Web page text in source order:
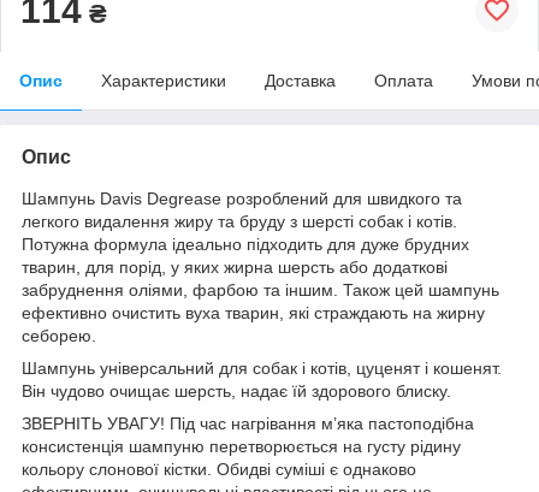
114 ₴
Опис Характеристики Доставка Оплата Умови
Опис
Шампунь Davis Degrease розроблений для швидкого та
легкого видалення жиру та бруду з шерсті собак і котів.
Потужна формула ідеально підходить для дуже брудних
тварин, для порід, у яких жирна шерсть або додаткові
забруднення оліями, фарбою та іншим. Також цей шампунь
ефективно очистить вуха тварин, які страждають на жирну
себорею.
Шампунь універсальний для собак і котів, цуценят і кошенят.
Він чудово очищає шерсть, надає їй здорового блиску.
ЗВЕРНІТЬ УВАГУ! Під час нагрівання м’яка пастоподібна
консистенція шампуню перетворюється на густу рідину
кольору слонової кістки. Обидві суміші є однаково